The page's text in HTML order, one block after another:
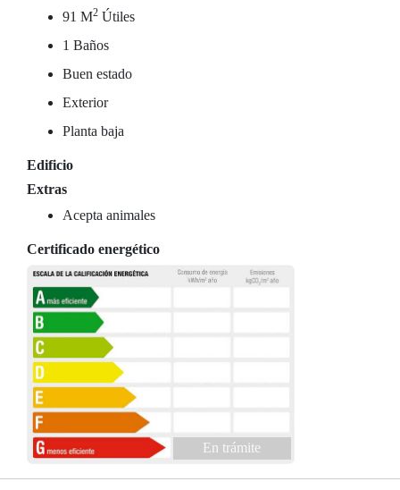
91 M2 Útiles
1 Baños
Buen estado
Exterior
Planta baja
Edificio
Extras
Acepta animales
Certificado energético
En trámite